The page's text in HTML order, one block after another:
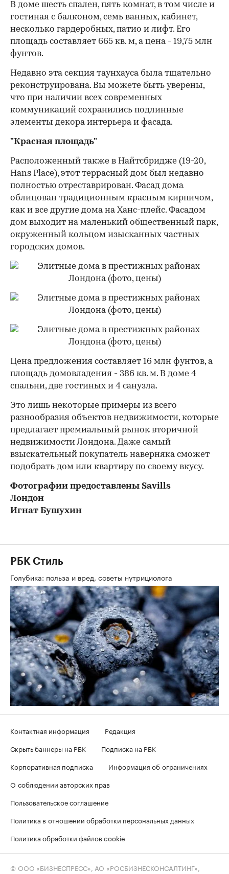
В доме шесть спален, пять комнат, в том числе и
гостиная с балконом, семь ванных, кабинет,
несколько гардеробных, патио и лифт. Его
площадь составляет 665 кв. м, а цена - 19,75 млн
фунтов.
Недавно эта секция таунхауса была тщательно
реконструирована. Вы можете быть уверены,
что при наличии всех современных
коммуникаций сохранились подлинные
элементы декора интерьера и фасада.
"Красная площадь"
Расположенный также в Найтсбридже (19-20,
Hans Place), этот террасный дом был недавно
полностью отреставрирован. Фасад дома
облицован традиционным красным кирпичом,
как и все другие дома на Ханс-плейс. Фасадом
дом выходит на маленький общественный парк,
окруженный кольцом изысканных частных
городских домов.
Цена предложения составляет 16 млн фунтов, а
площадь домовладения - 386 кв. м. В доме 4
спальни, две гостиных и 4 санузла.
Это лишь некоторые примеры из всего
разнообразия объектов недвижимости, которые
предлагает премиальный рынок вторичной
недвижимости Лондона. Даже самый
взыскательный покупатель наверняка сможет
подобрать дом или квартиру по своему вкусу.
Фотографии предоставлены Savills
Лондон
Игнат Бушухин
РБК Стиль
Голубика: польза и вред, советы нутрициолога
Контактная информация
Редакция
Скрыть баннеры на РБК
Подписка на РБК
Корпоративная подписка
Информация об ограничениях
О соблюдении авторских прав
Пользовательское соглашение
Политика в отношении обработки персональных данных
Политика обработки файлов cookie
© ООО «БИЗНЕСПРЕСС», АО «РОСБИЗНЕСКОНСАЛТИНГ»,